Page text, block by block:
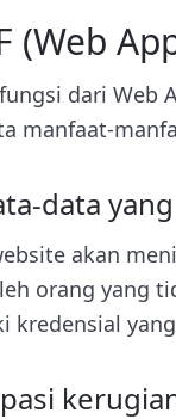
(Web
dari Web
manfaat-
data
akan
orang yang
kredensial